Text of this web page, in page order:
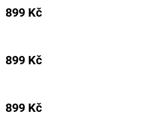
899 Kč
899 Kč
899 Kč